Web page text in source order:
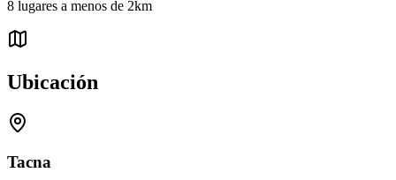
8 lugares a menos de 2km
Ubicación
Tacna